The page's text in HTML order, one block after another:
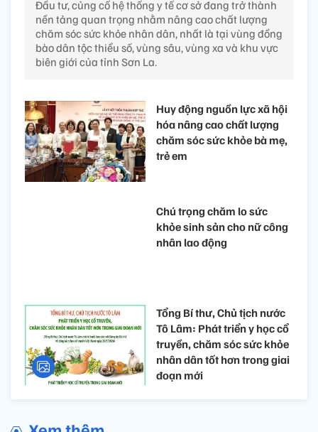
Đầu tư, củng cố hệ thống y tế cơ sở đang trở thành
nền tảng quan trọng nhằm nâng cao chất lượng
chăm sóc sức khỏe nhân dân, nhất là tại vùng đồng
bào dân tộc thiểu số, vùng sâu, vùng xa và khu vực
biên giới của tỉnh Sơn La.
Huy động nguồn lực xã hội
hóa nâng cao chất lượng
chăm sóc sức khỏe bà mẹ,
trẻ em
Chú trọng chăm lo sức
khỏe sinh sản cho nữ công
nhân lao động
Tổng Bí thư, Chủ tịch nước
Tô Lâm: Phát triển y học cổ
truyền, chăm sóc sức khỏe
nhân dân tốt hơn trong giai
đoạn mới